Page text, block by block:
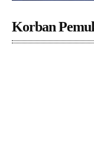
Korban